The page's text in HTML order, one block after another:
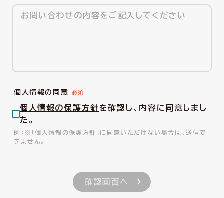
個人情報の同意
個人情報の保護方針を確認し、内容に同意しまし
た。
※「個人情報の保護方針」に同意いただけない場合は、送信で
きません。